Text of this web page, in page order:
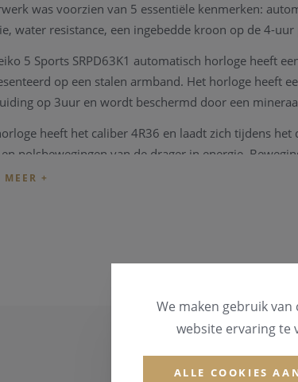
was voorzien van 5 essentiële kenmerken:
water resistance, een ingebedde kroon op de 4-
5 Sports SRPD63K1 automatisch horloge heeft
op een stalen armband. Het horloge heeft
op 3uur en wordt beschermd door een
heeft het caliber 4R36 en laadt zich tijdens
polsbewegingen van de drager in energie.
horloge wordt opgewonden. Deze veer is de
van het technisch instrument te kunnen
We maken gebruik van
website ervaring te
ALLE COOKIES